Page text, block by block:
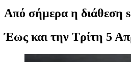
Από σήμερα η διάθεση
Έως και την Τρίτη 5